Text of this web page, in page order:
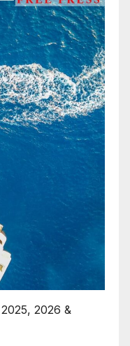
2026 &